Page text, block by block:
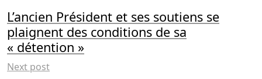
L’ancien Président et ses soutiens se
plaignent des conditions de sa
« détention »
Next post